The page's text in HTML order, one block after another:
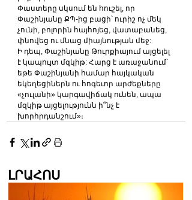
Փաստերը սկսում են հուշել, որ
Փաշինյանը ՔՊ-ից բացի՝ ուրիշ ոչ մեկ
չունի, բոլորին հայհոյեց, վատաբանեց,
փնովեց ու մնաց միայնության մեջ:
Ի դեպ, Փաշինյանը Թուրքիայում այցելել
է կապույտ մզկիթ: Հարց է առաջանում՝
եթե Փաշինյանի համար հայկական
եկեղեցիներն ու հոգեւոր արժեքները
«չուլանի» կարգավիճակ ունեն, ապա
մզկիթ այցելությունն ի՞նչ է
խորհրդանշում»։
ԼՐԱՀՈՍ